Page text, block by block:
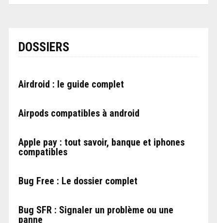
DOSSIERS
Airdroid : le guide complet
Airpods compatibles à android
Apple pay : tout savoir, banque et iphones
compatibles
Bug Free : Le dossier complet
Bug SFR : Signaler un problème ou une
panne